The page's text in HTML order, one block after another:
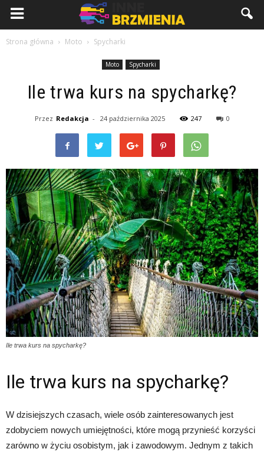
Strona główna Moto Spycharki
Moto Spycharki
Ile trwa kurs na spycharkę?
Przez Redakcja - 24 października 2025 247 0
Ile trwa kurs na spycharkę?
Ile trwa kurs na spycharkę?
W dzisiejszych czasach, wiele osób zainteresowanych jest
zdobyciem nowych umiejętności, które mogą przynieść korzyści
zarówno w życiu osobistym, jak i zawodowym. Jednym z takich